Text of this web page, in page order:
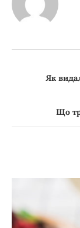
Як
Що